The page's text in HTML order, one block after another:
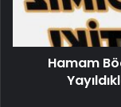
Hamam